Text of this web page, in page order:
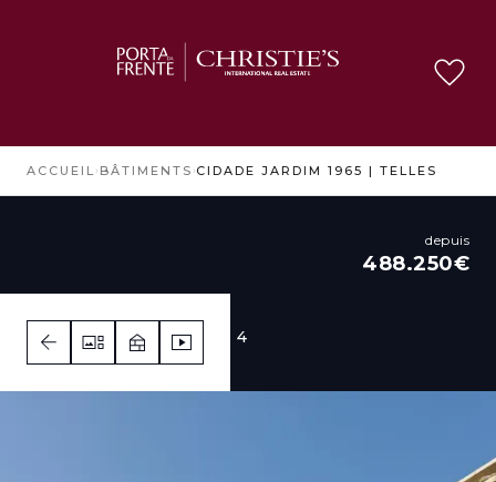
ACCUEIL › BÂTIMENTS ›CIDADE JARDIM 1965 | TELLES
depuis
488.250€
1 - 4 1 - 4 1 - 4